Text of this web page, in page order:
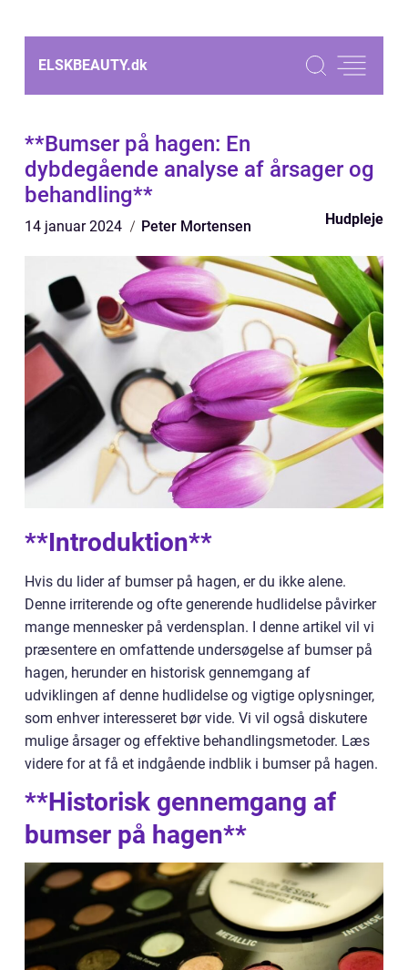
ELSKBEAUTY.dk
**Bumser på hagen: En
dybdegående analyse af årsager og
behandling**
14 januar 2024 Peter Mortensen Hudpleje
**Introduktion**
Hvis du lider af bumser på hagen, er du ikke alene.
Denne irriterende og ofte generende hudlidelse påvirker
mange mennesker på verdensplan. I denne artikel vil vi
præsentere en omfattende undersøgelse af bumser på
hagen, herunder en historisk gennemgang af
udviklingen af denne hudlidelse og vigtige oplysninger,
som enhver interesseret bør vide. Vi vil også diskutere
mulige årsager og effektive behandlingsmetoder. Læs
videre for at få et indgående indblik i bumser på hagen.
**Historisk gennemgang af
bumser på hagen**